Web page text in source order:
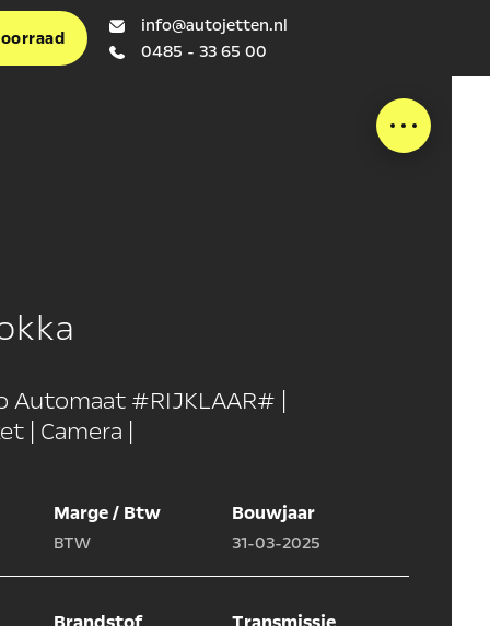
info@autojetten.nl
0485 - 33 65 00
Automaat #RIJKLAAR# |
| Camera |
Marge / Btw
BTW
Bouwjaar
31-03-2025